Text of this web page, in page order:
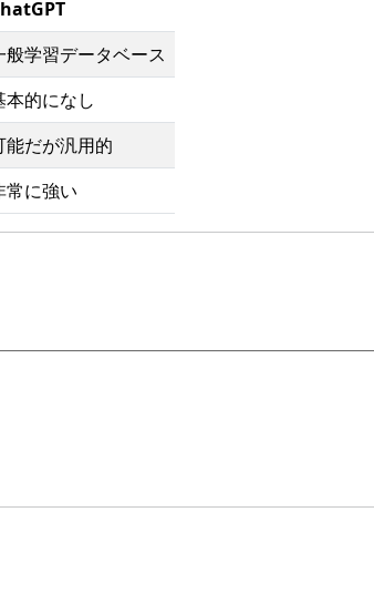
般学習データベース
本的になし
能だが汎用的
常に強い